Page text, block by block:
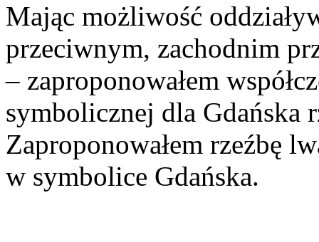
Mając możliwość
przeciwnym, zachodnim
– zaproponowałem
symbolicznej dla Gdańska
Zaproponowałem rzeźbę
w symbolice Gdańska.